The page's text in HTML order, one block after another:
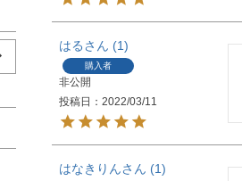
はる 1
購入者
非公開
投稿日
2022/03/11
はなきりん 1